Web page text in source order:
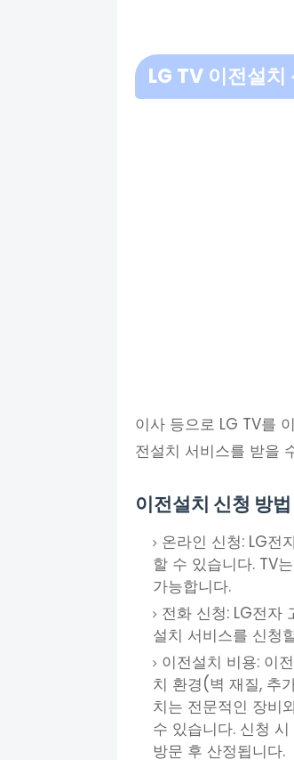
LG TV 이전설치
이사 등으로 LG TV를
전설치 서비스를 받을
이전설치 신청 방법
온라인 신청: LG전
할 수 있습니다. TV
가능합니다.
전화 신청: LG전자
설치 서비스를 신청
이전설치 비용: 이
치 환경(벽 재질, 추
치는 전문적인 장비
수 있습니다. 신청
방문 후 산정됩니다.